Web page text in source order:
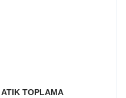
TOPLAMA